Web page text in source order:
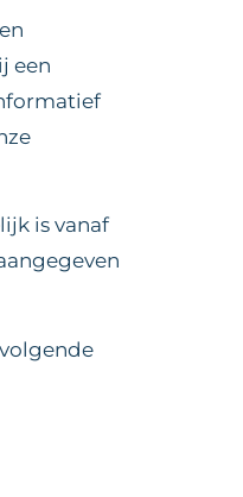
een
is vanaf